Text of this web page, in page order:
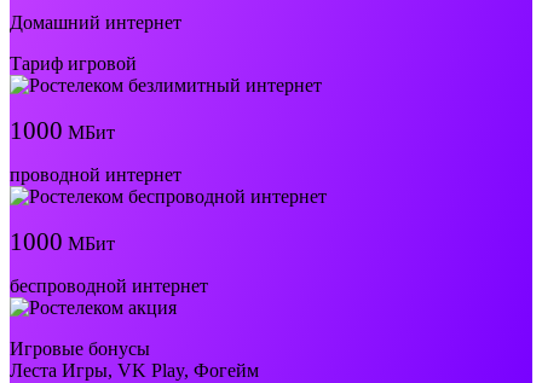
Домашний интернет
Тариф игровой
1000 МБит
проводной интернет
1000 МБит
беспроводной интернет
Игровые бонусы
Леста Игры, VK Play, Фогейм